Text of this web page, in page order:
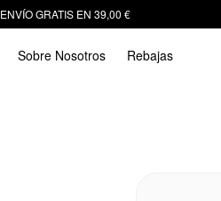
ENVÍO GRATIS EN 39,00 €
Sobre Nosotros Rebajas